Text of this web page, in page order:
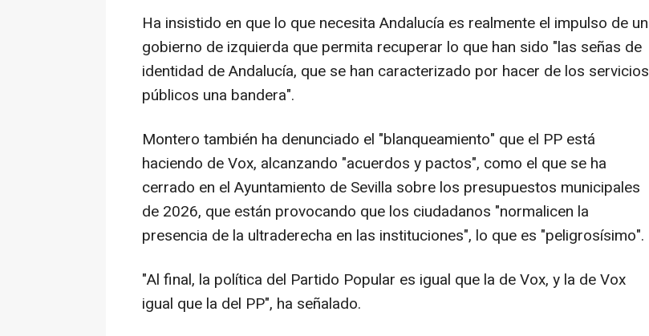
Ha insistido en que lo que necesita Andalucía es realmente el impulso de un
gobierno de izquierda que permita recuperar lo que han sido "las señas de
identidad de Andalucía, que se han caracterizado por hacer de los servicios
públicos una bandera".
Montero también ha denunciado el "blanqueamiento" que el PP está
haciendo de Vox, alcanzando "acuerdos y pactos", como el que se ha
cerrado en el Ayuntamiento de Sevilla sobre los presupuestos municipales
de 2026, que están provocando que los ciudadanos "normalicen la
presencia de la ultraderecha en las instituciones", lo que es "peligrosísimo".
"Al final, la política del Partido Popular es igual que la de Vox, y la de Vox
igual que la del PP", ha señalado.